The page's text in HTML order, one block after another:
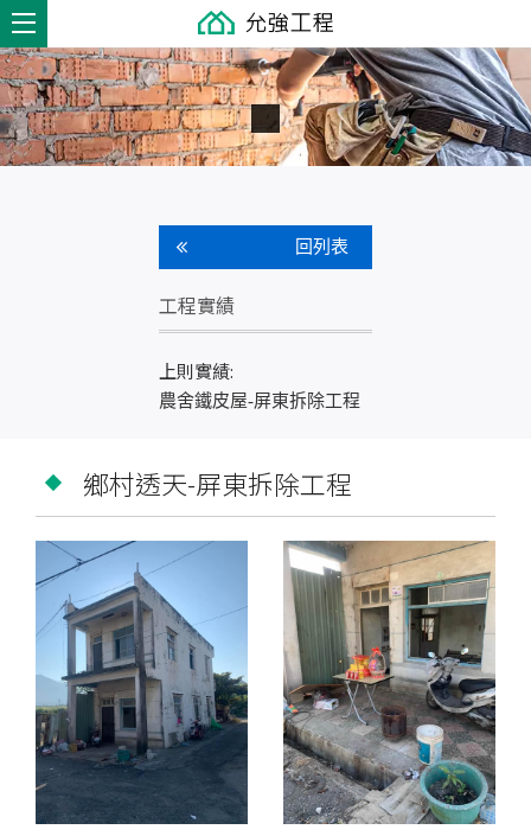
回列表
工程實績
上則實績:
農舍鐵皮屋-屏東拆除工程
鄉村透天-屏東拆除工程